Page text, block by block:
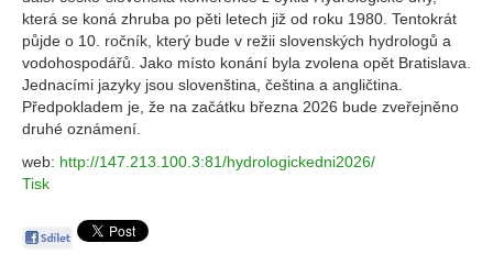
která se koná zhruba po pěti letech již od roku 1980. Tentokrát
půjde o 10. ročník, který bude v režii slovenských hydrologů a
vodohospodářů. Jako místo konání byla zvolena opět Bratislava.
Jednacími jazyky jsou slovenština, čeština a angličtina.
Předpokladem je, že na začátku března 2026 bude zveřejněno
druhé oznámení.
web: http://147.213.100.3:81/hydrologickedni2026/
Tisk